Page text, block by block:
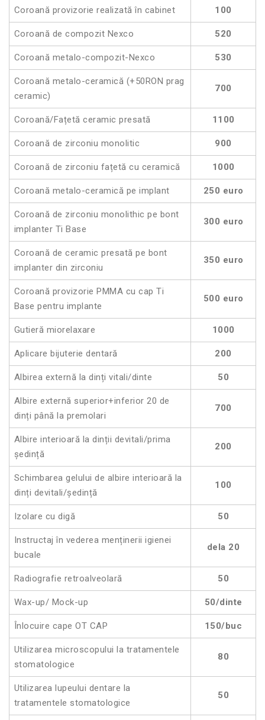
Coroană provizorie realizată în cabinet 100
Coroană de compozit Nexco 520
Coroană metalo-compozit-Nexco 530
Coroană metalo-ceramică (+50RON prag
ceramic)
700
Coroană/Fațetă ceramic presată 1100
Coroană de zirconiu monolitic 900
Coroană de zirconiu fațetă cu ceramică 1000
Coroană metalo-ceramică pe implant 250 euro
Coroană de zirconiu monolithic pe bont
implanter Ti Base
300 euro
Coroană de ceramic presată pe bont
implanter din zirconiu
350 euro
Coroană provizorie PMMA cu cap Ti
Base pentru implante
500 euro
Gutieră miorelaxare 1000
Aplicare bijuterie dentară 200
Albirea externă la dinți vitali/dinte 50
Albire externă superior+inferior 20 de
dinți până la premolari
700
Albire interioară la dinții devitali/prima
ședință
200
Schimbarea gelului de albire interioară la
dinți devitali/ședință
100
Izolare cu digă 50
Instructaj în vederea menținerii igienei
bucale
dela 20
Radiografie retroalveolară 50
Wax-up/ Mock-up 50/dinte
Înlocuire cape OT CAP 150/buc
Utilizarea microscopului la tratamentele
stomatologice
80
Utilizarea lupeului dentare la
tratamentele stomatologice
50